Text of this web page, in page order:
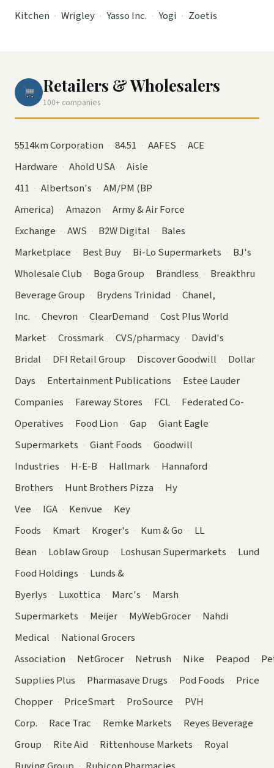
Kitchen · Wrigley · Yasso Inc. · Yogi · Zoetis
Retailers & Wholesalers
100+ companies
5514km Corporation · 84.51 · AAFES · ACE
Hardware · Ahold USA · Aisle
411 · Albertson's · AM/PM (BP
America) · Amazon · Army & Air Force
Exchange · AWS · B2W Digital · Bales
Marketplace · Best Buy · Bi-Lo Supermarkets · BJ's
Wholesale Club · Boga Group · Brandless · Breakthru
Beverage Group · Brydens Trinidad · Chanel,
Inc. · Chevron · ClearDemand · Cost Plus World
Market · Crossmark · CVS/pharmacy · David's
Bridal · DFI Retail Group · Discover Goodwill · Dollar
Days · Entertainment Publications · Estee Lauder
Companies · Fareway Stores · FCL · Federated Co-
Operatives · Food Lion · Gap · Giant Eagle
Supermarkets · Giant Foods · Goodwill
Industries · H-E-B · Hallmark · Hannaford
Brothers · Hunt Brothers Pizza · Hy
Vee · IGA · Kenvue · Key
Foods · Kmart · Kroger's · Kum & Go · LL
Bean · Loblaw Group · Loshusan Supermarkets · Lund
Food Holdings · Lunds &
Byerlys · Luxottica · Marc's · Marsh
Supermarkets · Meijer · MyWebGrocer · Nahdi
Medical · National Grocers
Association · NetGrocer · Netrush · Nike · Peapod ·
Supplies Plus · Pharmasave Drugs · Pod Foods · Price
Chopper · PriceSmart · ProSource · PVH
Corp. · Race Trac · Remke Markets · Reyes Beverage
Group · Rite Aid · Rittenhouse Markets · Royal